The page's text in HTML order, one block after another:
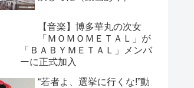
【音楽】博多華丸の次女
「ＭＯＭＯＭＥＴＡＬ」が
「ＢＡＢＹＭＥＴＡＬ」メンバ
ーに正式加入
“若者よ、選挙に行くな!”動